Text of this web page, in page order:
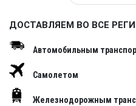
ДОСТАВЛЯЕМ ВО ВСЕ
Автомобильным
Самолетом
Железнодорожным